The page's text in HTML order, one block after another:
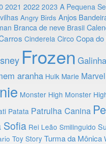
2021 2022 2023 A Pequena
Angry Birds Anjos
Branca de neve Brasil
Cinderela Circo Copa
Frozen Galinha
aranha Hulk Marie Marvel
Monster High Monster
Patata Patrulha Canina
Sofia Rei Leão Smilinguido
Toy Story Turma da Mônica